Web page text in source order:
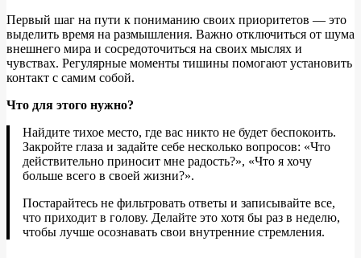
Первый шаг на пути к пониманию своих приоритетов — это
выделить время на размышления. Важно отключиться от шума
внешнего мира и сосредоточиться на своих мыслях и
чувствах. Регулярные моменты тишины помогают установить
контакт с самим собой.
Что для этого нужно?
Найдите тихое место, где вас никто не будет беспокоить.
Закройте глаза и задайте себе несколько вопросов: «Что
действительно приносит мне радость?», «Что я хочу
больше всего в своей жизни?».
Постарайтесь не фильтровать ответы и записывайте все,
что приходит в голову. Делайте это хотя бы раз в неделю,
чтобы лучше осознавать свои внутренние стремления.